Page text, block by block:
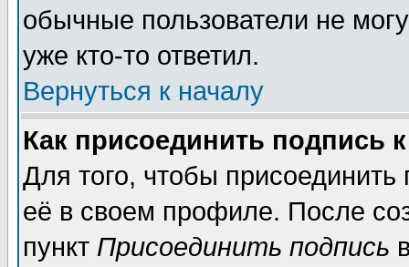
обычные пользователи не
уже кто-то ответил.
Вернуться к началу
Как присоединить подпись
Для того, чтобы
её в своем профиле. После
пункт Присоединить подпись